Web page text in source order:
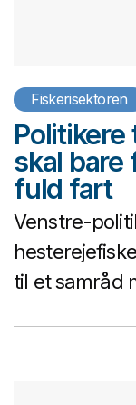
Fiskerisektoren
Politikere
skal bare
fuld fart
Venstre-
til et samråd